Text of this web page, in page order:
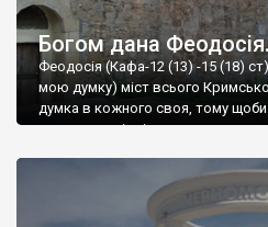
Богом дана
Феодосія (Кафа-12 (13) -15 (18)
мою думку) міст всього
думка в кожного своя, тому щоби
запрошую відвідати це